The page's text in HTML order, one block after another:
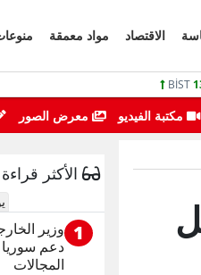
الاقتصاد مواد معمقة
BİST
إدلب اليوم
مكتبة الفيديو معرض الصور
الأكثر قراءة
1 وزير
دعم
المجالات